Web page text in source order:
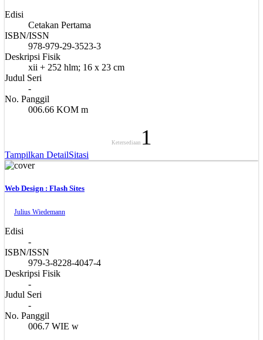
Edisi
Cetakan Pertama
ISBN/ISSN
978-979-29-3523-3
Deskripsi Fisik
xii + 252 hlm; 16 x 23 cm
Judul Seri
-
No. Panggil
006.66 KOM m
Ketersediaan 1
Tampilkan DetailSitasi
Web Design : Flash Sites
Julius Wiedemann
Edisi
-
ISBN/ISSN
979-3-8228-4047-4
Deskripsi Fisik
-
Judul Seri
-
No. Panggil
006.7 WIE w